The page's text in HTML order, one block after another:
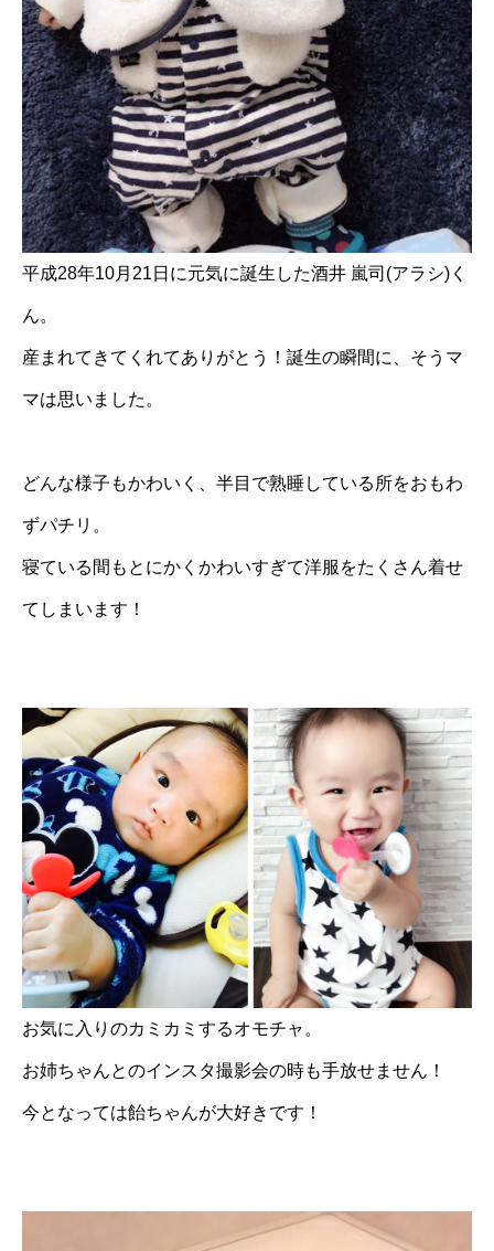
平成28年10月21日に元気に誕生した酒井 嵐司(アラシ)く
ん。
産まれてきてくれてありがとう！誕生の瞬間に、そうマ
マは思いました。
どんな様子もかわいく、半目で熟睡している所をおもわ
ずパチリ。
寝ている間もとにかくかわいすぎて洋服をたくさん着せ
てしまいます！
お気に入りのカミカミするオモチャ。
お姉ちゃんとのインスタ撮影会の時も手放せません！
今となっては飴ちゃんが大好きです！